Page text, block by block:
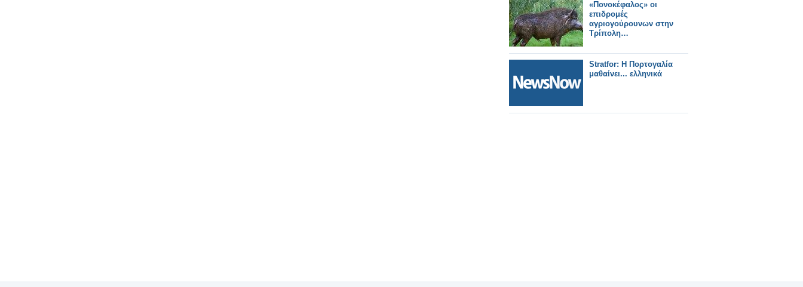
«Πονοκέφαλος» οι
επιδρομές
αγριογούρουνων στην
Τρίπολη…
Stratfor: Η Πορτογαλία
μαθαίνει... ελληνικά